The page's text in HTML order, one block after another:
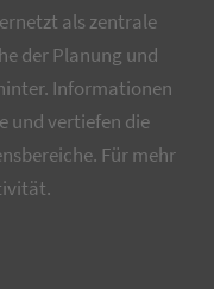
als zentrale
der Planung und
Informationen
und vertiefen die
Für mehr